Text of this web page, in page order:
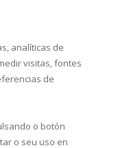
abre en
do Sar
analíticas de
visitas, fontes
de
o botón
o seu uso en